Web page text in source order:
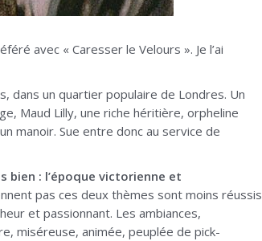
avec « Caresser le Velours ». Je l’ai
dans un quartier populaire de Londres. Un
Maud Lilly, une riche héritière, orpheline
manoir. Sue entre donc au service de
bien : l’époque victorienne et
pas ces deux thèmes sont moins réussis
et passionnant. Les ambiances,
miséreuse, animée, peuplée de pick-